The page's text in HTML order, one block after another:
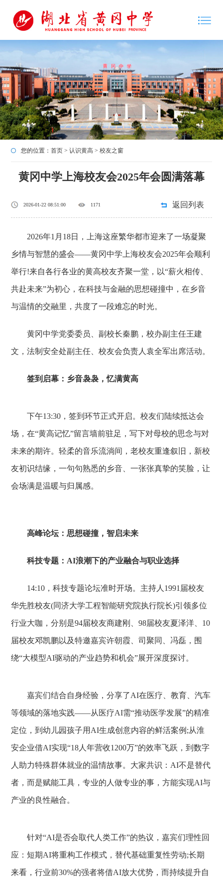
您的位置：首页 >认识黄高 >校友之窗
黄冈中学上海校友会2025年会圆满落幕
2026-01-22 08:51:00 1171 返回列表
2026年1月18日，上海这座繁华都市迎来了一场凝聚
乡情与智慧的盛会——黄冈中学上海校友会2025年会顺利
举行!来自各行各业的黄高校友齐聚一堂，以“薪火相传、
共赴未来”为初心，在科技与金融的思想碰撞中，在乡音
与温情的交融里，共度了一段难忘的时光。
黄冈中学党委委员、副校长秦鹏，校办副主任王建
文，法制安全处副主任、校友会负责人袁全军出席活动。
签到启幕：乡音袅袅，忆满黄高
下午13:30，签到环节正式开启。校友们陆续抵达会
场，在“黄高记忆”留言墙前驻足，写下对母校的思念与对
未来的期许。轻柔的音乐流淌间，老校友重逢叙旧，新校
友初识结缘，一句句熟悉的乡音、一张张真挚的笑脸，让
会场满是温暖与归属感。
高峰论坛：思想碰撞，智启未来
科技专题：AI浪潮下的产业融合与职业选择
14:10，科技专题论坛准时开场。主持人1991届校友
华先胜校友(同济大学工程智能研究院执行院长)引领多位
行业大咖，分别是94届校友商建刚、98届校友夏泽洋、10
届校友邓凯鹏以及特邀嘉宾许朝霞、司聚同、冯磊，围
绕“大模型AI驱动的产业趋势和机会”展开深度探讨。
嘉宾们结合自身经验，分享了AI在医疗、教育、汽车
等领域的落地实践——从医疗AI需“推动医学发展”的精准
定位，到幼儿园孩子用AI生成创意内容的鲜活案例;从淮
安企业借AI实现“18人年营收1200万”的效率飞跃，到数字
人助力特殊群体就业的温情故事。大家共识：AI不是替代
者，而是赋能工具，专业的人做专业的事，方能实现AI与
产业的良性融合。
针对“AI是否会取代人类工作”的热议，嘉宾们理性回
应：短期AI将重构工作模式，替代基础重复性劳动;长期
来看，行业前30%的强者将借AI放大优势，而持续提升自